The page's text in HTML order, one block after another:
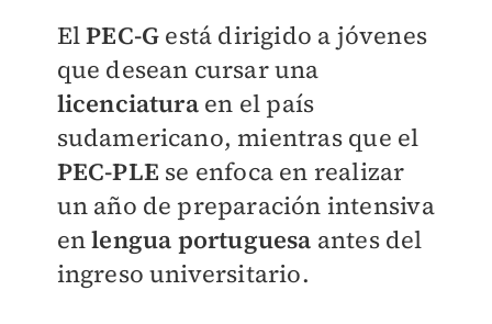
ElPEC-G está dirigido a jóvenes
que desean cursar una
licenciaturaen el país
sudamericano, mientras que el
PEC-PLE se enfoca en realizar
un año de preparación intensiva
enlengua portuguesa antes del
ingreso universitario.